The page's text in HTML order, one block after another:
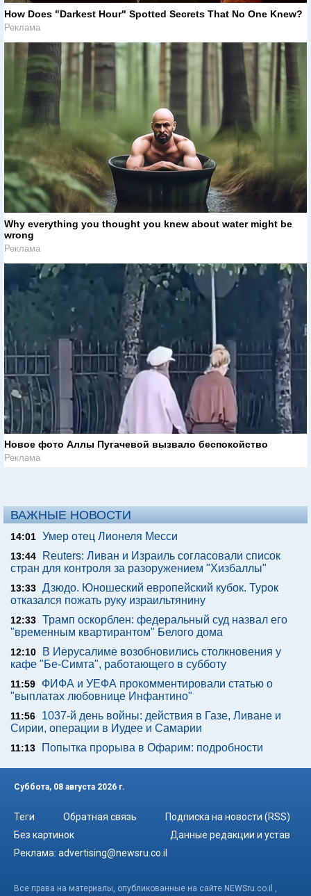
How Does "Darkest Hour" Spotted Secrets That No One Knew?
Реклама
Why everything you thought you knew about water might be
wrong
Реклама
Новое фото Аллы Пугачевой вызвало беспокойство
Реклама
ВАЖНЫЕ НОВОСТИ
14:01 Умер отец Лионеля Месси
13:44
Reuters: Ливан и Израиль согласовали список
стран для контроля за разоружением "Хизбаллы"
13:33 Дзюдо. Юношеский европейский кубок. Турок
отказался пожать руку израильтянину
12:33 Трамп оскорблен: федеральный суд назвал его
"временным квартирантом" Белого дома
12:10
В Иерусалиме возобновились столкновения у
кафе "Бе-Симта", работающего в субботу
11:59
ФИФА и УЕФА прокомментировали статью о
"выплатах любовнице Инфантино"
11:56
1037-й день войны: действия в Газе, Ливане и
Сирии, операции в Иудее и Самарии
11:13 Попытка прорыва в Офарим: подробности
Суббота, 08 августа 2026 г.
Теги Обратная связь
Подписка на новости (RSS)
Без картинок
Данные редакции и устав
Реклама: advertising@newsru.co.il
Все права на материалы, опубликованные на сайте NEWSru.co.il ,